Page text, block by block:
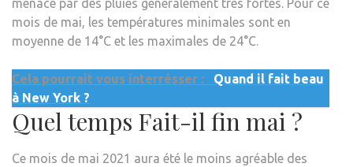
menacé par des pluies généralement très fortes. Pour ce
mois de mai, les températures minimales sont en
moyenne de 14°C et les maximales de 24°C.
Cela pourrait vous interrésser :
Quand il fait beau
à New York ?
Quel temps Fait-il fin mai ?
Ce mois de mai 2021 aura été le moins agréable des